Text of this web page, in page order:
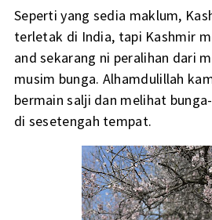
Seperti yang sedia maklum,
terletak di India, tapi Kashmir
and sekarang ni peralihan dari
musim bunga. Alhamdulillah
bermain salji dan melihat
di sesetengah tempat.